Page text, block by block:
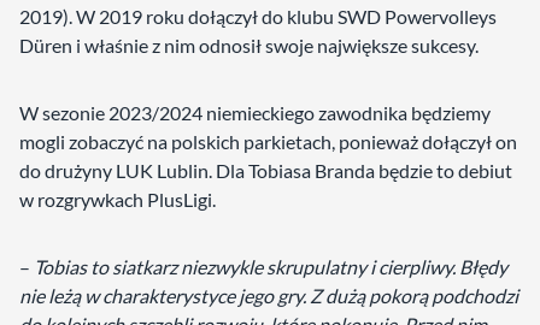
2019). W 2019 roku dołączył do klubu SWD Powervolleys
Düren i właśnie z nim odnosił swoje największe sukcesy.
W sezonie 2023/2024 niemieckiego zawodnika będziemy
mogli zobaczyć na polskich parkietach, ponieważ dołączył on
do drużyny LUK Lublin. Dla Tobiasa Branda będzie to debiut
w rozgrywkach PlusLigi.
– Tobias to siatkarz niezwykle skrupulatny i cierpliwy. Błędy
nie leżą w charakterystyce jego gry. Z dużą pokorą podchodzi